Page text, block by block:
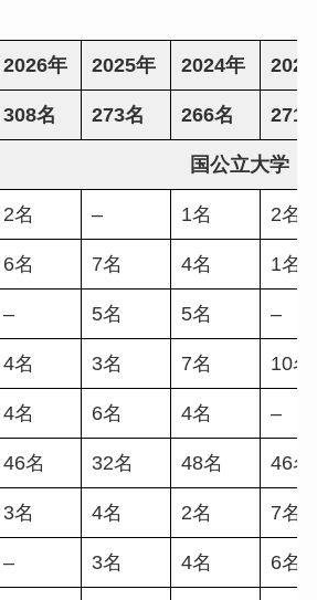
2026年 2025年 2024年
308名 273名 266名 271
国公立大学
2名 – 1名 2名
6名 7名 4名 1名
– 5名 5名 –
4名 3名 7名 10名
4名 6名 4名 –
46名 32名 48名 46名
3名 4名 2名 7名
– 3名 4名 6名